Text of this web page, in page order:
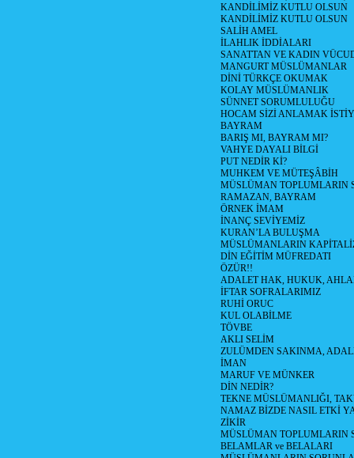
KANDİLİMİZ KUTLU OLSUN
KANDİLİMİZ KUTLU OLSUN
SALİH AMEL
İLAHLIK İDDİALARI
SANATTAN VE KADIN
MANGURT MÜSLÜMANLAR
DİNİ TÜRKÇE OKUMAK
KOLAY MÜSLÜMANLIK
SÜNNET SORUMLULUĞU
HOCAM SİZİ ANLAMAK
BAYRAM
BARIŞ MI, BAYRAM MI?
VAHYE DAYALI BİLGİ
PUT NEDİR Kİ?
MUHKEM VE MÜTEŞÂBİH
MÜSLÜMAN TOPLUMLARIN
RAMAZAN, BAYRAM
ÖRNEK İMAM
İNANÇ SEVİYEMİZ
KURAN’LA BULUŞMA
MÜSLÜMANLARIN
DİN EĞİTİM MÜFREDATI
ÖZÜR!!
ADALET HAK, HUKUK,
İFTAR SOFRALARIMIZ
RUHİ ORUC
KUL OLABİLME
TÖVBE
AKLI SELİM
ZULÜMDEN SAKINMA,
İMAN
MARUF VE MÜNKER
DİN NEDİR?
TEKNE MÜSLÜMANLIĞI,
NAMAZ BİZDE NASIL ETKİ
ZİKİR
MÜSLÜMAN TOPLUMLARIN
BELAMLAR ve BELALARI